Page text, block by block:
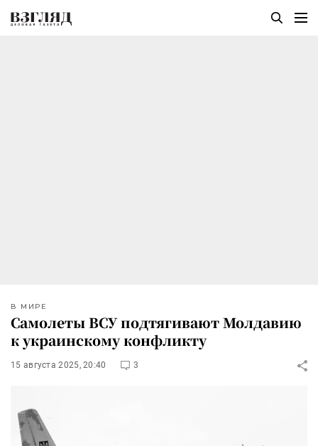
В МИРЕ
Самолеты ВСУ подтягивают Молдавию
к украинскому конфликту
15 августа 2025, 20:40 3